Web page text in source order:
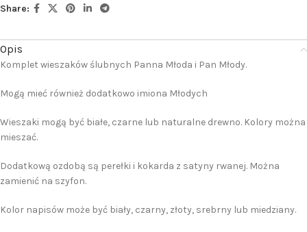
Share:
Opis
Komplet wieszaków ślubnych Panna Młoda i Pan Młody.
Mogą mieć również dodatkowo imiona Młodych
Wieszaki mogą być białe, czarne lub naturalne drewno. Kolory można
mieszać.
Dodatkową ozdobą są perełki i kokarda z satyny rwanej. Można
zamienić na szyfon.
Kolor napisów może być biały, czarny, złoty, srebrny lub miedziany.